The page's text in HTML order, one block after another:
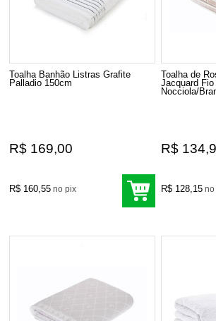
Toalha Banhão Listras Grafite
Palladio 150cm
R$ 169,00
R$ 160,55 no pix
Toalha de
Jacquard
Nocciola/
R$
R$ 128,15